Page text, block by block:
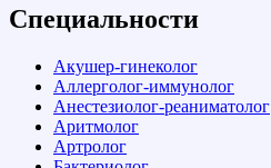
Специальности
Акушер-гинеколог
Аллерголог-иммунолог
Анестезиолог-реаниматолог
Аритмолог
Артролог